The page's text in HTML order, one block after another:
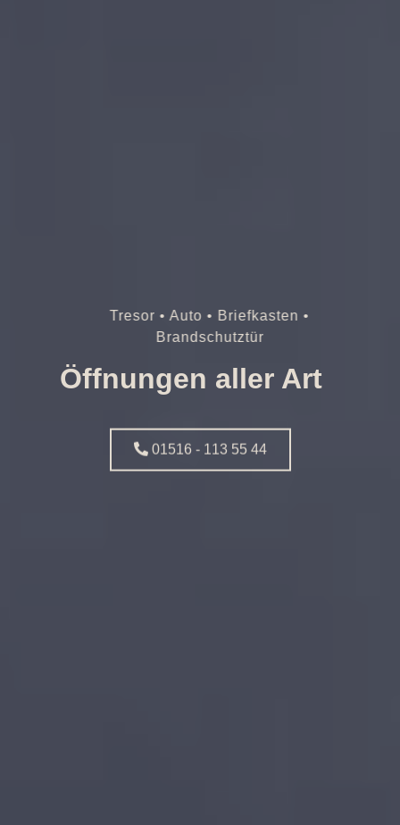
Tresor • Auto • Briefkasten •
Brandschutztür
Öffnungen aller Art
01516 - 113 55 44